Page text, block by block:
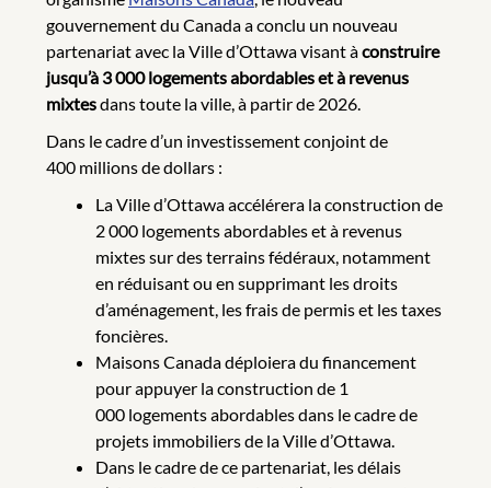
gouvernement du Canada a conclu un nouveau
partenariat avec la Ville d’Ottawa visant àconstruire
jusqu’à 3 000 logements abordables et à revenus
mixtesdans toute la ville, à partir de 2026.
Dans le cadre d’un investissement conjoint de
400 millions de dollars :
La Ville d’Ottawa accélérera la construction de
2 000 logements abordables et à revenus
mixtes sur des terrains fédéraux, notamment
en réduisant ou en supprimant les droits
d’aménagement, les frais de permis et les taxes
foncières.
Maisons Canada déploiera du financement
pour appuyer la construction de 1
000 logements abordables dans le cadre de
projets immobiliers de la Ville d’Ottawa.
Dans le cadre de ce partenariat, les délais